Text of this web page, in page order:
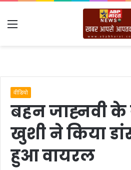
Menu
वीडियो
बहन जाह्नवी के
खुशी ने किया
हुआ वायरल